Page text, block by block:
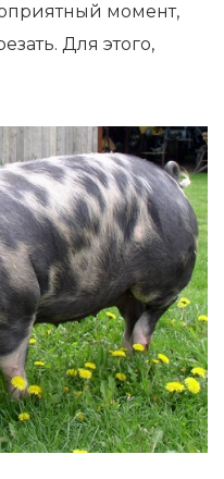
момент,
Для этого,